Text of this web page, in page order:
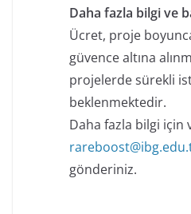
Daha fazla bilgi ve
Ücret, proje
güvence altına
projelerde sürekli
beklenmektedir.
Daha fazla bilgi için
gönderiniz.